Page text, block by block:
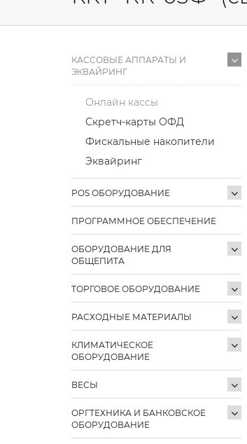
КАССОВЫЕ АППАРАТЫ И
ЭКВАЙРИНГ
Онлайн кассы
Скретч-карты ОФД
Фискальные накопители
Эквайринг
POS ОБОРУДОВАНИЕ
ПРОГРАММНОЕ ОБЕСПЕЧЕНИЕ
ОБОРУДОВАНИЕ ДЛЯ
ОБЩЕПИТА
ТОРГОВОЕ ОБОРУДОВАНИЕ
РАСХОДНЫЕ МАТЕРИАЛЫ
КЛИМАТИЧЕСКОЕ
ОБОРУДОВАНИЕ
ВЕСЫ
ОРГТЕХНИКА И БАНКОВСКОЕ
ОБОРУДОВАНИЕ